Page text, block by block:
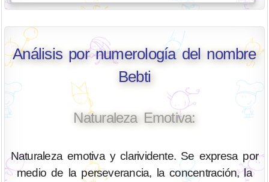
Análisis por numerología del nombre
Bebti
Naturaleza Emotiva:
Naturaleza emotiva y clarividente. Se expresa por
medio de la perseverancia, la concentración, la